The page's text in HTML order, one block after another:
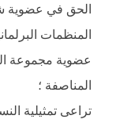
الحق في عضوية
المنظمات
عضوية مجموعة
المناصفة ؛
تراعى تمثيلية